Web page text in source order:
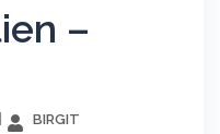
–
BIRGIT